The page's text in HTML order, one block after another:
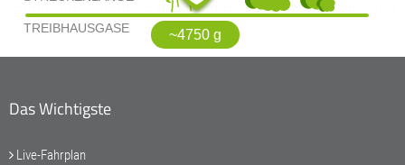
~4750 g
Das Wichtigste
Live-Fahrplan